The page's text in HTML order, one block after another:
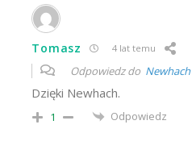
Tomasz 4 lat temu
Odpowiedz do Newhach
Dzięki Newhach.
1 Odpowiedz